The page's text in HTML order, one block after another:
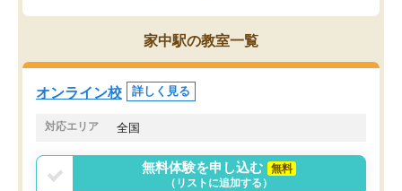
家中駅の教室一覧
オンライン校 詳しく見る
対応エリア 全国
無料体験を申し込む
無料
（リストに追加する）